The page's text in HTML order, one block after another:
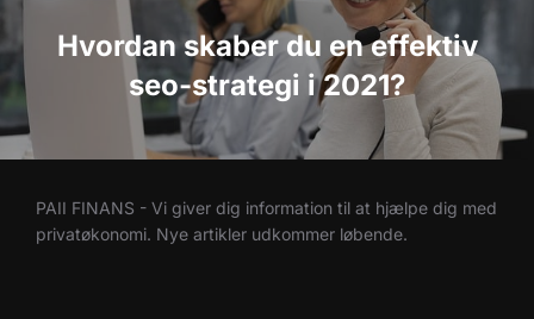
Hvordan skaber du en effektiv
seo-strategi i 2021?
PAII FINANS - Vi giver dig information til at hjælpe dig med
privatøkonomi. Nye artikler udkommer løbende.